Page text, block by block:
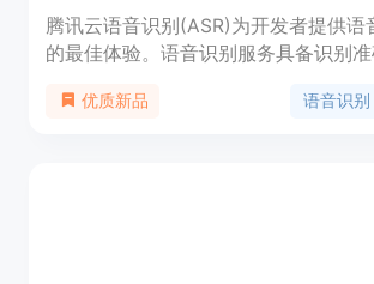
腾讯云语音识别(ASR)为开发者提供语
的最佳体验。语音识别服务具备识别
时语音识别、一句话识别和录音文件识
优质新品 语音识别